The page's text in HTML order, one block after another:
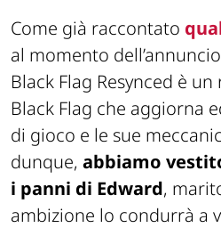
Come già raccontato
al momento
Black Flag Resynced è un
Black Flag che aggiorna
di gioco e le sue
dunque, abbiamo
i panni di Edward,
ambizione lo condurrà a